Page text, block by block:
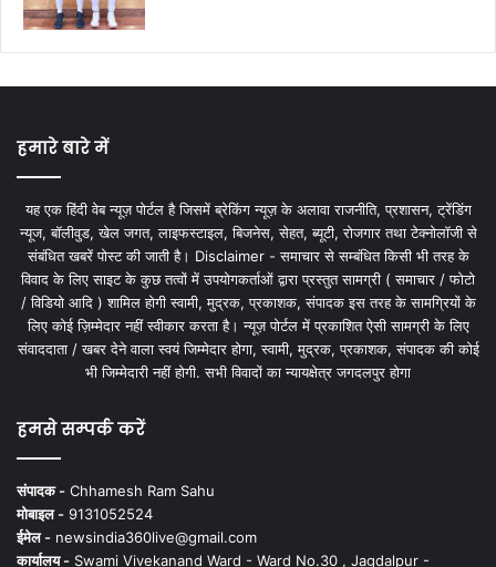
हमारे बारे में
यह एक हिंदी वेब न्यूज़ पोर्टल है जिसमें ब्रेकिंग न्यूज़ के अलावा राजनीति, प्रशासन, ट्रेंडिंग
न्यूज, बॉलीवुड, खेल जगत, लाइफस्टाइल, बिजनेस, सेहत, ब्यूटी, रोजगार तथा टेक्नोलॉजी से
संबंधित खबरें पोस्ट की जाती है। Disclaimer - समाचार से सम्बंधित किसी भी तरह के
विवाद के लिए साइट के कुछ तत्वों में उपयोगकर्ताओं द्वारा प्रस्तुत सामग्री ( समाचार / फोटो
/ विडियो आदि ) शामिल होगी स्वामी, मुद्रक, प्रकाशक, संपादक इस तरह के सामग्रियों के
लिए कोई ज़िम्मेदार नहीं स्वीकार करता है। न्यूज़ पोर्टल में प्रकाशित ऐसी सामग्री के लिए
संवाददाता / खबर देने वाला स्वयं जिम्मेदार होगा, स्वामी, मुद्रक, प्रकाशक, संपादक की कोई
भी जिम्मेदारी नहीं होगी. सभी विवादों का न्यायक्षेत्र जगदलपुर होगा
हमसे सम्पर्क करें
संपादक - Chhamesh Ram Sahu
मोबाइल - 9131052524
ईमेल - newsindia360live@gmail.com
कार्यालय - Swami Vivekanand Ward - Ward No.30 , Jagdalpur -